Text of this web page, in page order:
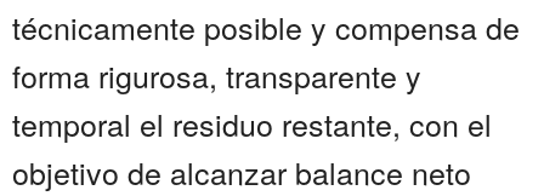
técnicamente posible y compensa de
forma rigurosa, transparente y
temporal el residuo restante, con el
objetivo de alcanzar balance neto